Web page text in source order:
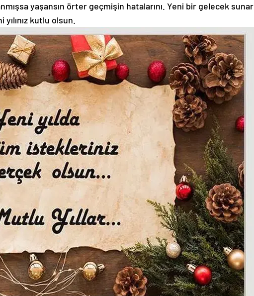
yaşansın örter geçmişin hatalarını. Yeni bir gelecek sunar
kutlu olsun.